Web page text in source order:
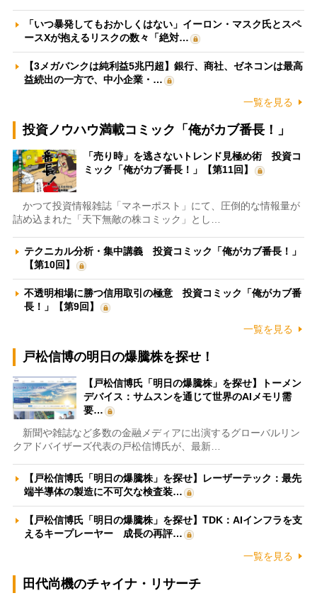
「いつ暴発してもおかしくはない」イーロン・マスク氏とスペ
ースXが抱えるリスクの数々「絶対…
【3メガバンクは純利益5兆円超】銀行、商社、ゼネコンは最高
益続出の一方で、中小企業・…
一覧を見る
投資ノウハウ満載コミック「俺がカブ番長！」
「売り時」を逃さないトレンド見極め術 投資コ
ミック「俺がカブ番長！」【第11回】
かつて投資情報雑誌「マネーポスト」にて、圧倒的な情報量が
詰め込まれた「天下無敵の株コミック」とし…
テクニカル分析・集中講義 投資コミック「俺がカブ番長！」
【第10回】
不透明相場に勝つ信用取引の極意 投資コミック「俺がカブ番
長！」【第9回】
一覧を見る
戸松信博の明日の爆騰株を探せ！
【戸松信博氏「明日の爆騰株」を探せ】トーメン
デバイス：サムスンを通じて世界のAIメモリ需
要…
新聞や雑誌など多数の金融メディアに出演するグローバルリン
クアドバイザーズ代表の戸松信博氏が、最新…
【戸松信博氏「明日の爆騰株」を探せ】レーザーテック：最先
端半導体の製造に不可欠な検査装…
【戸松信博氏「明日の爆騰株」を探せ】TDK：AIインフラを支
えるキープレーヤー 成長の再評…
一覧を見る
田代尚機のチャイナ・リサーチ